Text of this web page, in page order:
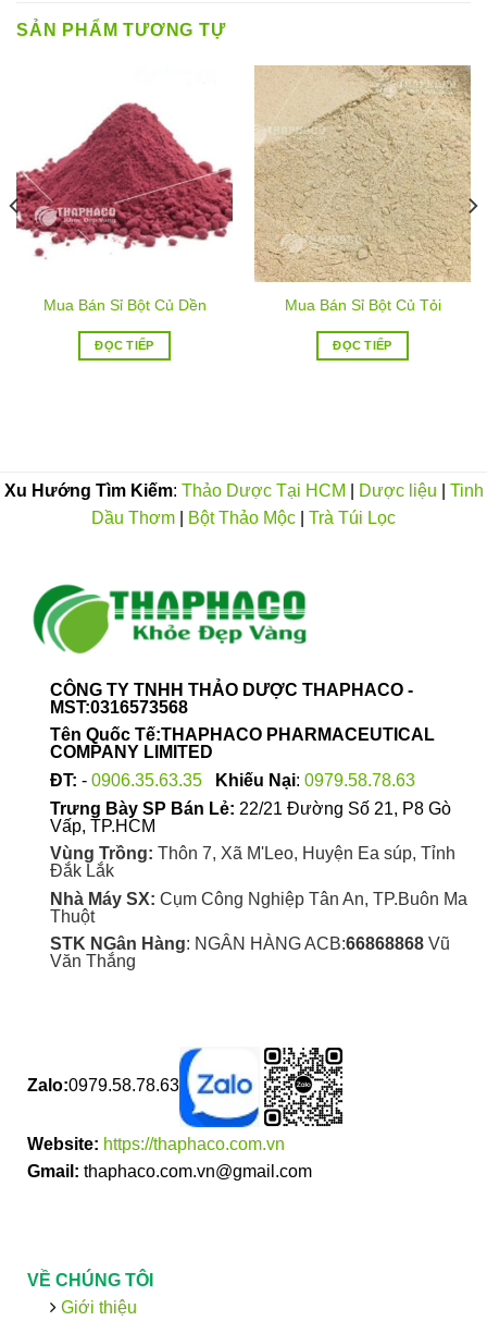
SẢN PHẨM TƯƠNG TỰ
Mua Bán Sỉ Bột Củ Dền
ĐỌC TIẾP
Mua Bán Sỉ Bột Củ Tỏi
ĐỌC TIẾP
Xu Hướng Tìm Kiếm: Thảo Dược Tại HCM Dược liệu
Tinh
Dầu Thơm
Bột Thảo Mộc Trà Túi Lọc
CÔNG TY TNHH THẢO DƯỢC THAPHACO -
MST:0316573568
Tên Quốc Tế:THAPHACO PHARMACEUTICAL
COMPANY LIMITED
ĐT: - 0906.35.63.35 Khiếu Nại: 0979.58.78.63
Trưng Bày SP Bán Lẻ: 22/21 Đường Số 21, P8 Gò
Vấp, TP.HCM
Vùng Trồng: Thôn 7, Xã M'Leo, Huyện Ea súp, Tỉnh
Đắk Lắk
Nhà Máy SX: Cụm Công Nghiệp Tân An, TP.Buôn Ma
Thuột
STK NGân Hàng: NGÂN HÀNG ACB:66868868Vũ
Văn Thắng
Zalo:0979.58.78.63
Website: https://thaphaco.com.vn
Gmail: thaphaco.com.vn@gmail.com
VỀ CHÚNG TÔI
Giới thiệu